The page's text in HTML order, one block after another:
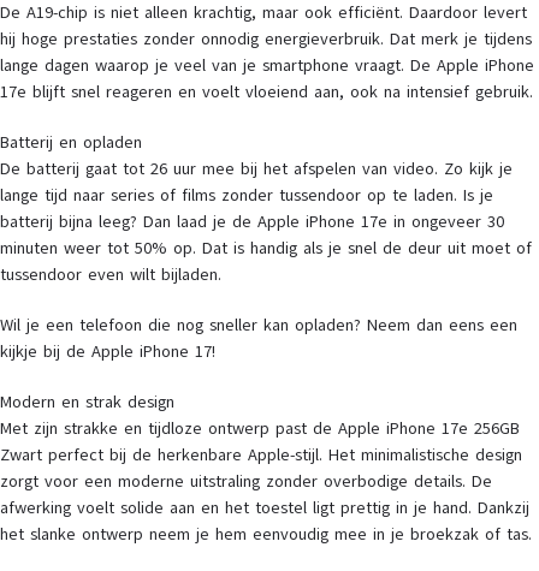
De A19-chip is niet alleen krachtig, maar ook efficiënt. Daardoor levert
hij hoge prestaties zonder onnodig energieverbruik. Dat merk je tijdens
lange dagen waarop je veel van je smartphone vraagt. De Apple iPhone
17e blijft snel reageren en voelt vloeiend aan, ook na intensief gebruik.
Batterij en opladen
De batterij gaat tot 26 uur mee bij het afspelen van video. Zo kijk je
lange tijd naar series of films zonder tussendoor op te laden. Is je
batterij bijna leeg? Dan laad je de Apple iPhone 17e in ongeveer 30
minuten weer tot 50% op. Dat is handig als je snel de deur uit moet of
tussendoor even wilt bijladen.
Wil je een telefoon die nog sneller kan opladen? Neem dan eens een
kijkje bij de Apple iPhone 17!
Modern en strak design
Met zijn strakke en tijdloze ontwerp past de Apple iPhone 17e 256GB
Zwart perfect bij de herkenbare Apple-stijl. Het minimalistische design
zorgt voor een moderne uitstraling zonder overbodige details. De
afwerking voelt solide aan en het toestel ligt prettig in je hand. Dankzij
het slanke ontwerp neem je hem eenvoudig mee in je broekzak of tas.